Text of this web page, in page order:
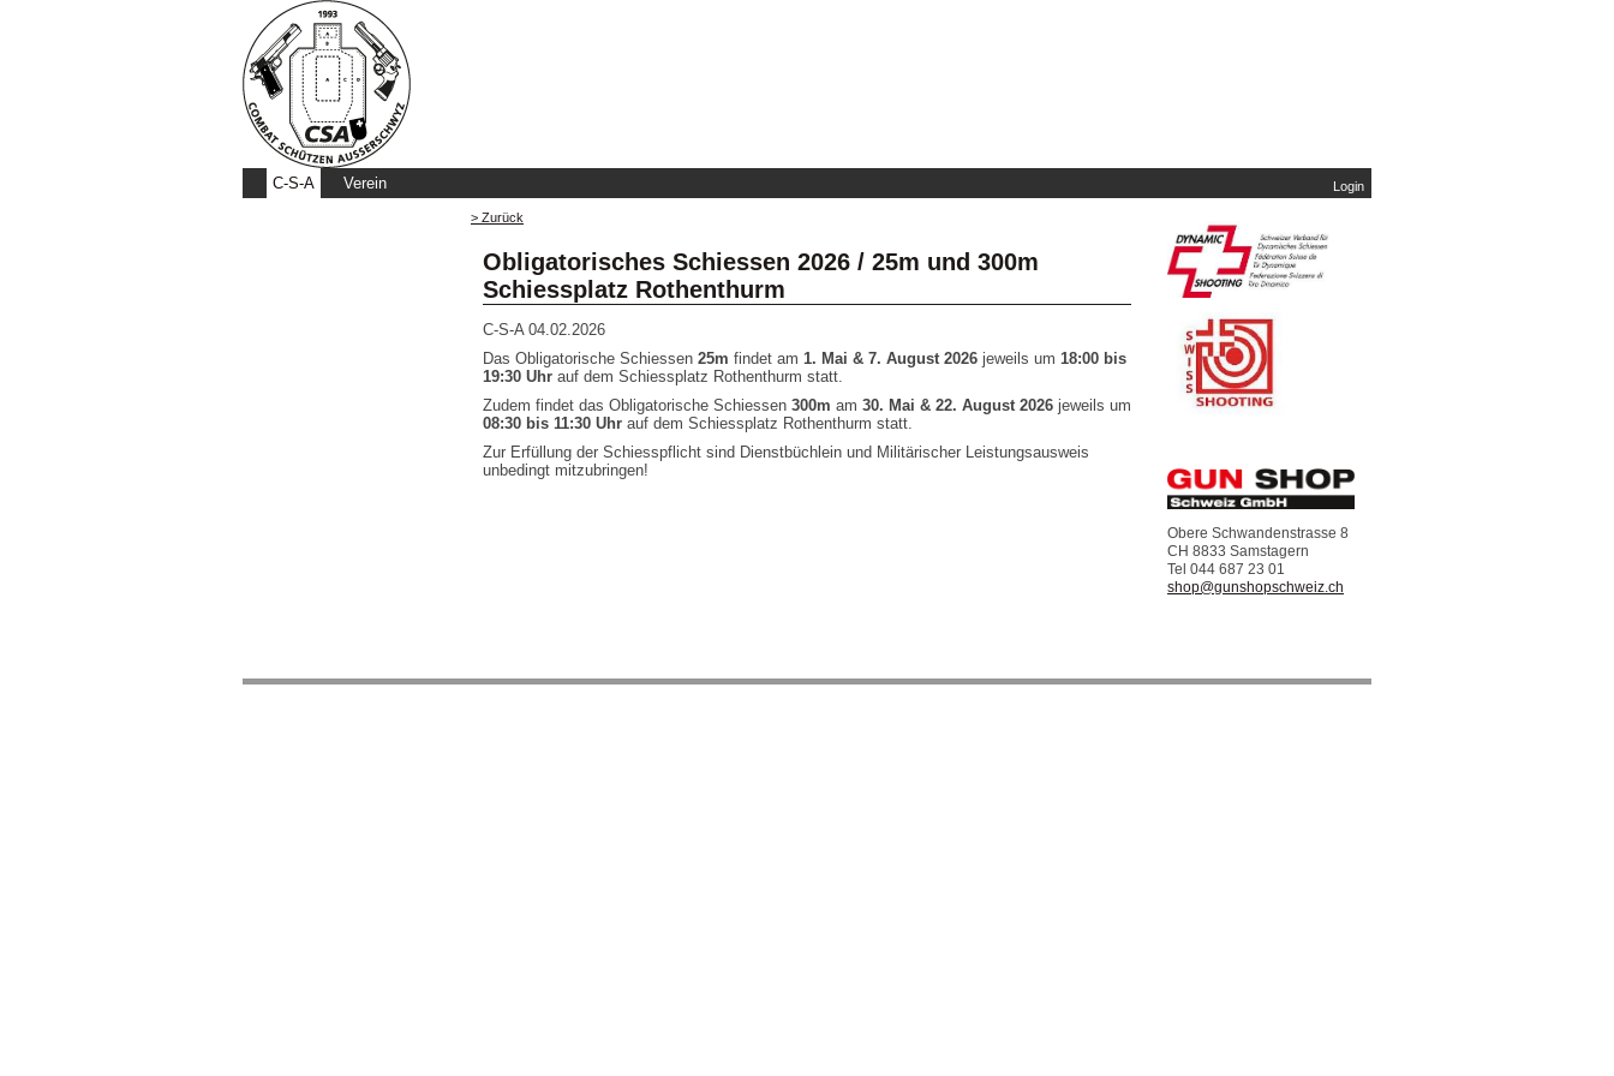
C-S-A Verein Login
> Zurück
Obligatorisches Schiessen 2026 / 25m und 300m
Schiessplatz Rothenthurm
C-S-A 04.02.2026
Das Obligatorische Schiessen 25m findet am 1. Mai & 7. August 2026 jeweils um 18:00 bis
19:30 Uhr auf dem Schiessplatz Rothenthurm statt.
Zudem findet das Obligatorische Schiessen 300m am 30. Mai & 22. August 2026 jeweils um
08:30 bis 11:30 Uhr auf dem Schiessplatz Rothenthurm statt.
Zur Erfüllung der Schiesspflicht sind Dienstbüchlein und Militärischer Leistungsausweis
unbedingt mitzubringen!
Obere Schwandenstrasse 8
CH 8833 Samstagern
Tel 044 687 23 01
shop@gunshopschweiz.ch